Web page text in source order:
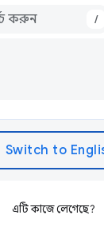
/
এটি কাজে লেগেছে?